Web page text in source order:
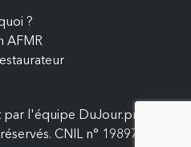
?
AFMR
l'équipe DuJour.pro
CNIL n° 19897557.